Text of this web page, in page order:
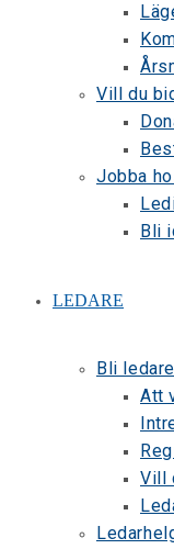
Vill du
Jobba
Bli
LEDARE
Bli ledare
Att
Vill